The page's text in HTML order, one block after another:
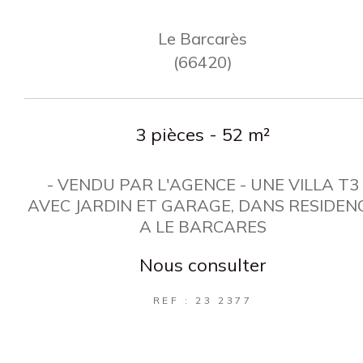
Le Barcarès
(66420)
3 pièces - 52 m²
- VENDU PAR L'AGENCE - UNE VILLA T3
AVEC JARDIN ET GARAGE, DANS
A LE BARCARES
Nous consulter
REF : 23 2377